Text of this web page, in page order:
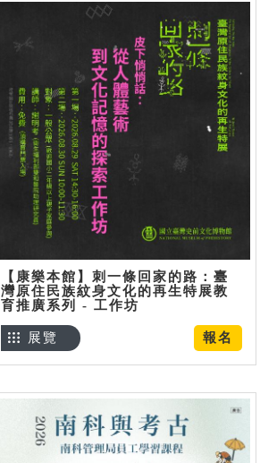
【康樂本館】刺一條回家的路：臺
灣原住民族紋身文化的再生特展教
育推廣系列 - 工作坊
報名
展覽